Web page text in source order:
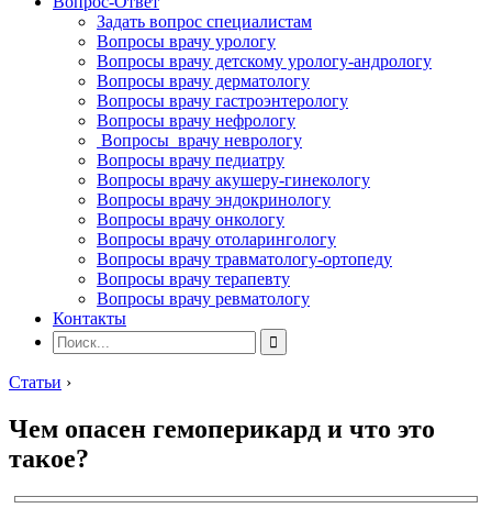
Задать вопрос специалистам
Вопросы врачу урологу
Вопросы врачу детскому урологу-андрологу
Вопросы врачу дерматологу
Вопросы врачу гастроэнтерологу
Вопросы врачу нефрологу
Вопросы врачу неврологу
Вопросы врачу педиатру
Вопросы врачу акушеру-гинекологу
Вопросы врачу эндокринологу
Вопросы врачу онкологу
Вопросы врачу отоларингологу
Вопросы врачу травматологу-ортопеду
Вопросы врачу терапевту
Вопросы врачу ревматологу
Контакты
Статьи ›
Чем опасен гемоперикард и что это
такое?